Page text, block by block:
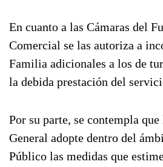
En cuanto a las Cámaras del
Comercial se las autoriza a
Familia adicionales a los de
la debida prestación del
Por su parte, se contempla
General adopte dentro del
Público las medidas que